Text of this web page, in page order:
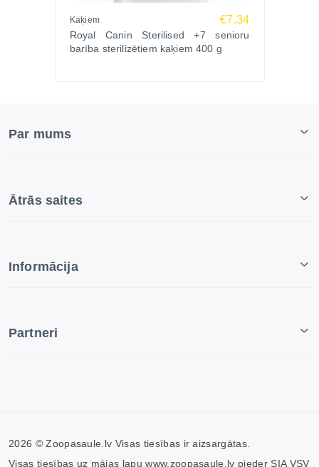
Kaķiem €7.34
Royal Canin Sterilised +7 senioru
barība sterilizētiem kaķiem 400 g
Par mums
Ātrās saites
Informācija
Partneri
2026 © Zoopasaule.lv Visas tiesības ir aizsargātas.
Visas tiesības uz mājas lapu www.zoopasaule.lv pieder SIA VSV